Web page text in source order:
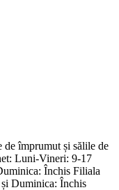
împrumut și sălile de
Luni-Vineri: 9-17
Închis Filiala
Duminica: Închis